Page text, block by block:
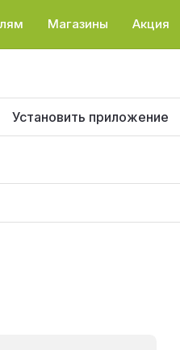
Магазины Акция
Установить приложение